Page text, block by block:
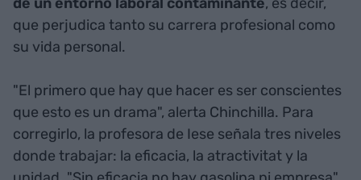
que perjudica tanto su carrera profesional como
su vida personal.
"El primero que hay que hacer es ser conscientes
que esto es un drama", alerta Chinchilla. Para
corregirlo, la profesora de Iese señala tres niveles
donde trabajar: la eficacia, la atractivitat y la